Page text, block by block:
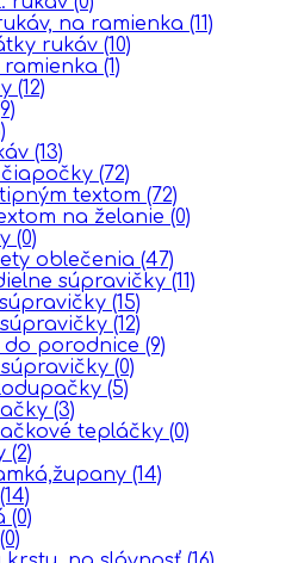
na ramienka (11)
rukáv (10)
ramienka (1)
(12)
(13)
(72)
textom (72)
na želanie (0)
(0)
oblečenia (47)
súpravičky (11)
(15)
(12)
do porodnice (9)
(0)
(5)
(3)
tepláčky (0)
(2)
(14)
(14)
(0)
(0)